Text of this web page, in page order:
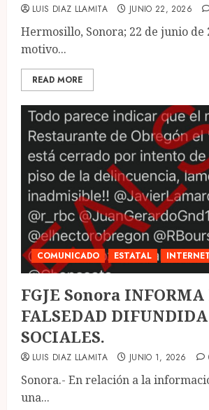
LUIS DIAZ LLAMITA JUNIO 22, 2026
Hermosillo, Sonora; 22 de junio de
motivo...
READ MORE
COMUNICADO ESTATAL
FGJE Sonora INFORMA
FALSEDAD DIFUNDIDA
SOCIALES.
LUIS DIAZ LLAMITA JUNIO 1, 2026
Sonora.- En relación a la
una...